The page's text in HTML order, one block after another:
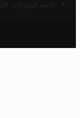
قائمة الشركات